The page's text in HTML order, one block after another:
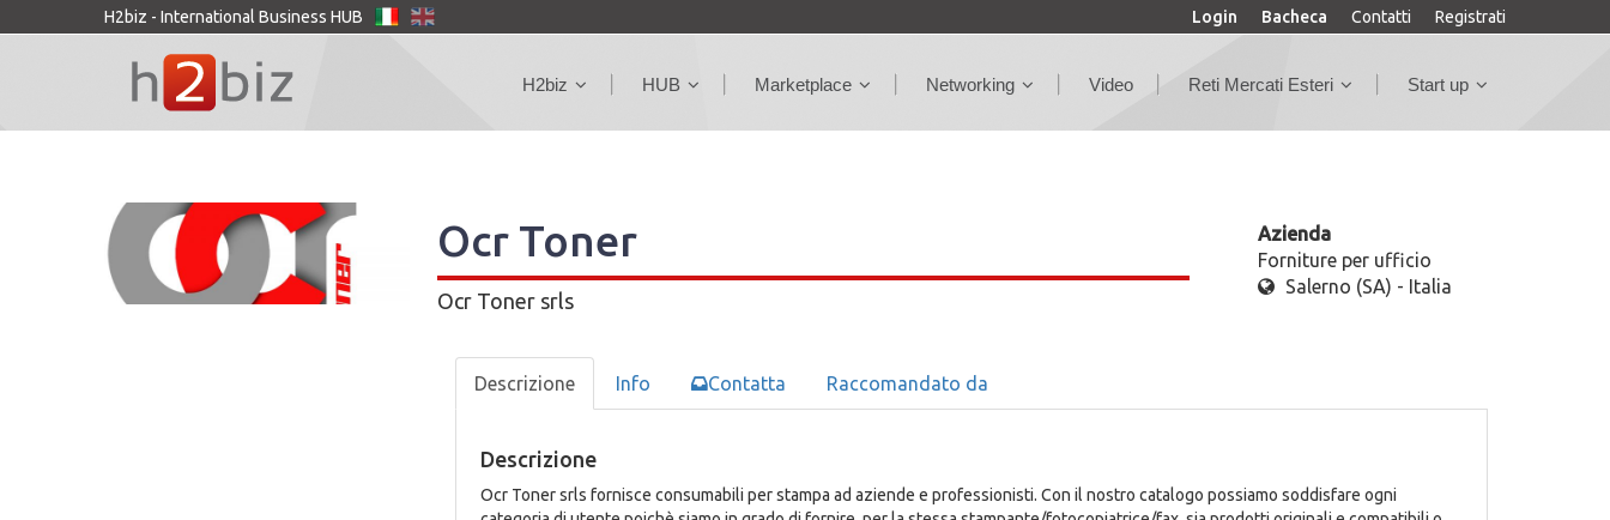
H2biz - International Business HUB Login Bacheca Contatti Registrati
H2biz HUB Marketplace Networking Video Reti Mercati Esteri Start up
Ocr Toner
Ocr Toner srls
Azienda
Forniture per ufficio
Salerno (SA) - Italia
Descrizione Info Contatta Raccomandato da
Descrizione
Ocr Toner srls fornisce consumabili per stampa ad aziende e professionisti. Con il nostro catalogo possiamo soddisfare ogni